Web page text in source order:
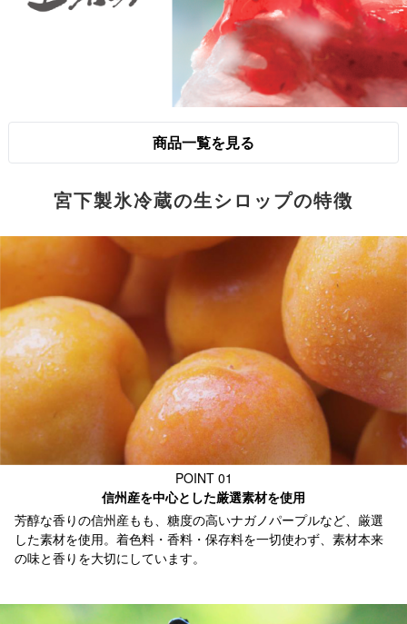
商品一覧を見る
宮下製氷冷蔵の生シロップの特徴
POINT 01
信州産を中心とした厳選素材を使用
芳醇な香りの信州産もも、糖度の高いナガノパープルなど、厳選
した素材を使用。着色料・香料・保存料を一切使わず、素材本来
の味と香りを大切にしています。